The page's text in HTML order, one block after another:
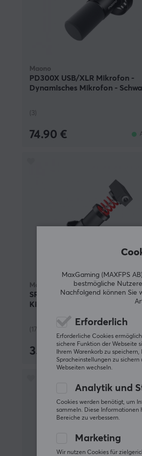
Maono
PD300X USB/XLR Mikrofon -
Dynamisches Mikrofon -
(3)
74.90 €
Moza Racing
SR-P Lite Brake Pedal
Kit - Upgrade-Kit für SR-P Lite
Bremspedal
(17)
35 €
MaxGaming (MAXFPS
bestmögliche
Nachfolgend können Sie
Erforderlich
Erforderliche Cookies
sichere Funktion der Webseite
Ihrem Warenkorb zu
Spracheinstellungen zu
Webseiten wechseln.
Analytik und
Cookies werden benötigt, um
sammeln. Diese Informationen
Bereiche zu verbessern.
Marketing
Wir nutzen Cookies für